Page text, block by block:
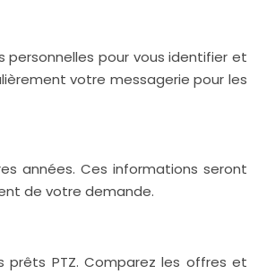
personnelles pour vous identifier et
votre messagerie pour les
années. Ces informations seront
de votre demande.
PTZ. Comparez les offres et